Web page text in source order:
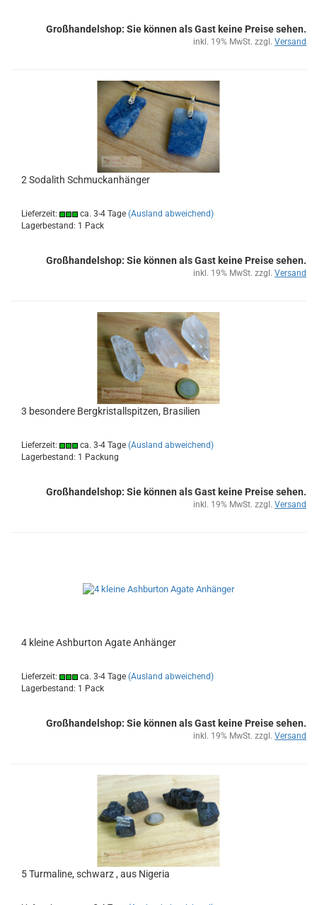
Großhandelshop: Sie können als Gast keine Preise sehen.
inkl. 19% MwSt. zzgl. Versand
2 So­da­lith Schmuck­an­hän­ger
Lieferzeit: ca. 3-4 Tage (Ausland abweichend)
Lagerbestand: 1 Pack
Großhandelshop: Sie können als Gast keine Preise sehen.
inkl. 19% MwSt. zzgl. Versand
3 be­son­de­re Berg­kris­tall­spit­zen, Bra­si­li­en
Lieferzeit: ca. 3-4 Tage (Ausland abweichend)
Lagerbestand: 1 Packung
Großhandelshop: Sie können als Gast keine Preise sehen.
inkl. 19% MwSt. zzgl. Versand
4 klei­ne Ash­bur­ton Agate An­hän­ger
Lieferzeit: ca. 3-4 Tage (Ausland abweichend)
Lagerbestand: 1 Pack
Großhandelshop: Sie können als Gast keine Preise sehen.
inkl. 19% MwSt. zzgl. Versand
5 Turma­li­ne, schwarz , aus Ni­ge­ria